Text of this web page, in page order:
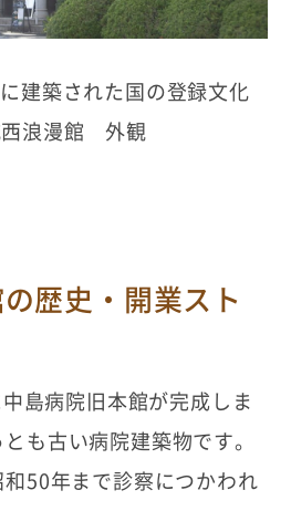
建築された国の登録文化
浪漫館 外観
歴史・開業スト
島病院旧本館が完成しま
も古い病院建築物です。
50年まで診察につかわれ